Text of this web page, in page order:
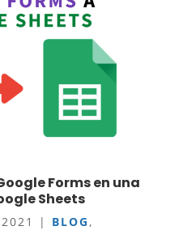
Forms en una
Sheets
| BLOG ,